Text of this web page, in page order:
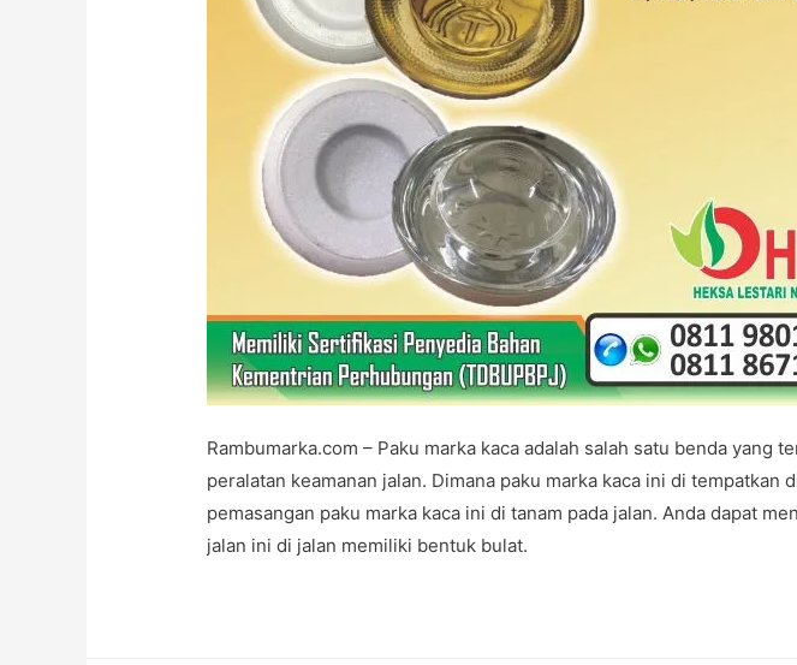
Rambumarka.com – Paku marka kaca adalah salah satu benda yang
peralatan keamanan jalan. Dimana paku marka kaca ini di tempatkan
pemasangan paku marka kaca ini di tanam pada jalan. Anda dapat
jalan ini di jalan memiliki bentuk bulat.